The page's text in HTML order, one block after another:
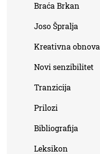
Braća Brkan
Joso Špralja
Kreativna obnova
Novi senzibilitet
Tranzicija
Prilozi
Bibliografija
Leksikon